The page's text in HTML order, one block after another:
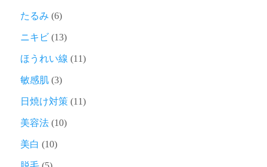
たるみ (6)
ニキビ (13)
ほうれい線 (11)
敏感肌 (3)
日焼け対策 (11)
美容法 (10)
美白 (10)